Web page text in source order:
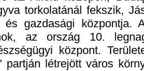
torkolatánál fekszik,
és gazdasági központja.
az ország 10.
központ.
partján létrejött város